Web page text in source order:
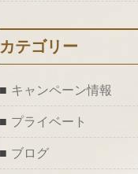
カテゴリー
キャンペーン情報
プライベート
ブログ